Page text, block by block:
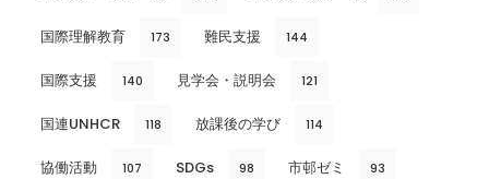
国際理解教育 173 難民支援 144
国際支援 140 見学会・説明会 121
国連UNHCR 118 放課後の学び 114
協働活動 107 SDGs 98 市邨ゼミ 93